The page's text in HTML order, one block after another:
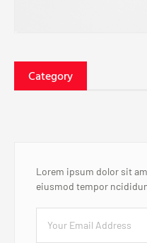
Category
Lorem ipsum dolor sit
eiusmod tempor